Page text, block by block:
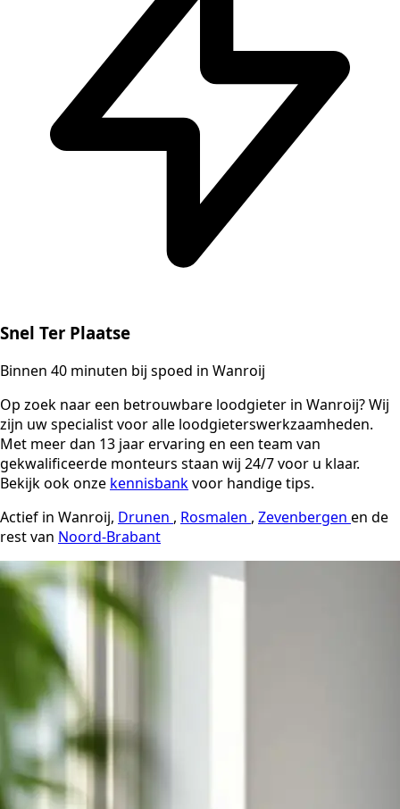
Snel Ter Plaatse
Binnen 40 minuten bij spoed in Wanroij
Op zoek naar een betrouwbare loodgieter in Wanroij? Wij
zijn uw specialist voor alle loodgieterswerkzaamheden.
Met meer dan 13 jaar ervaring en een team van
gekwalificeerde monteurs staan wij 24/7 voor u klaar.
Bekijk ook onze kennisbankvoor handige tips.
Actief in Wanroij, Drunen , Rosmalen , Zevenbergen en de
rest van Noord-Brabant